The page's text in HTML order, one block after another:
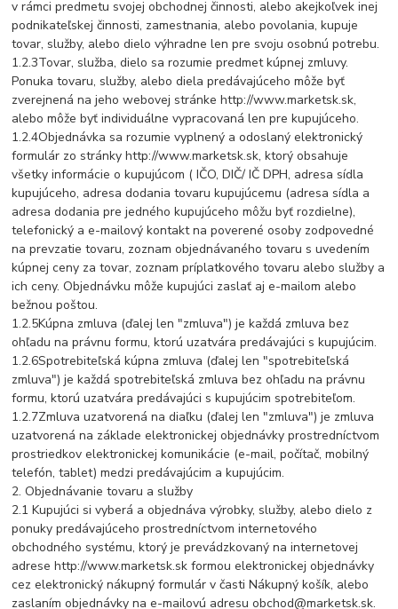
v rámci predmetu svojej obchodnej činnosti, alebo akejkoľvek inej
podnikateľskej činnosti, zamestnania, alebo povolania, kupuje
tovar, služby, alebo dielo výhradne len pre svoju osobnú potrebu.
1.2.3Tovar, služba, dielo sa rozumie predmet kúpnej zmluvy.
Ponuka tovaru, služby, alebo diela predávajúceho môže byť
zverejnená na jeho webovej stránke http://www.marketsk.sk,
alebo môže byť individuálne vypracovaná len pre kupujúceho.
1.2.4Objednávka sa rozumie vyplnený a odoslaný elektronický
formulár zo stránky http://www.marketsk.sk, ktorý obsahuje
všetky informácie o kupujúcom ( IČO, DIČ/ IČ DPH, adresa sídla
kupujúceho, adresa dodania tovaru kupujúcemu (adresa sídla a
adresa dodania pre jedného kupujúceho môžu byť rozdielne),
telefonický a e-mailový kontakt na poverené osoby zodpovedné
na prevzatie tovaru, zoznam objednávaného tovaru s uvedením
kúpnej ceny za tovar, zoznam príplatkového tovaru alebo služby a
ich ceny. Objednávku môže kupujúci zaslať aj e-mailom alebo
bežnou poštou.
1.2.5Kúpna zmluva (ďalej len "zmluva") je každá zmluva bez
ohľadu na právnu formu, ktorú uzatvára predávajúci s kupujúcim.
1.2.6Spotrebiteľská kúpna zmluva (ďalej len "spotrebiteľská
zmluva") je každá spotrebiteľská zmluva bez ohľadu na právnu
formu, ktorú uzatvára predávajúci s kupujúcim spotrebiteľom.
1.2.7Zmluva uzatvorená na diaľku (ďalej len "zmluva") je zmluva
uzatvorená na základe elektronickej objednávky prostredníctvom
prostriedkov elektronickej komunikácie (e-mail, počítač, mobilný
telefón, tablet) medzi predávajúcim a kupujúcim.
2. Objednávanie tovaru a služby
2.1 Kupujúci si vyberá a objednáva výrobky, služby, alebo dielo z
ponuky predávajúceho prostredníctvom internetového
obchodného systému, ktorý je prevádzkovaný na internetovej
adrese http://www.marketsk.sk formou elektronickej objednávky
cez elektronický nákupný formulár v časti Nákupný košík, alebo
zaslaním objednávky na e-mailovú adresu obchod@marketsk.sk.